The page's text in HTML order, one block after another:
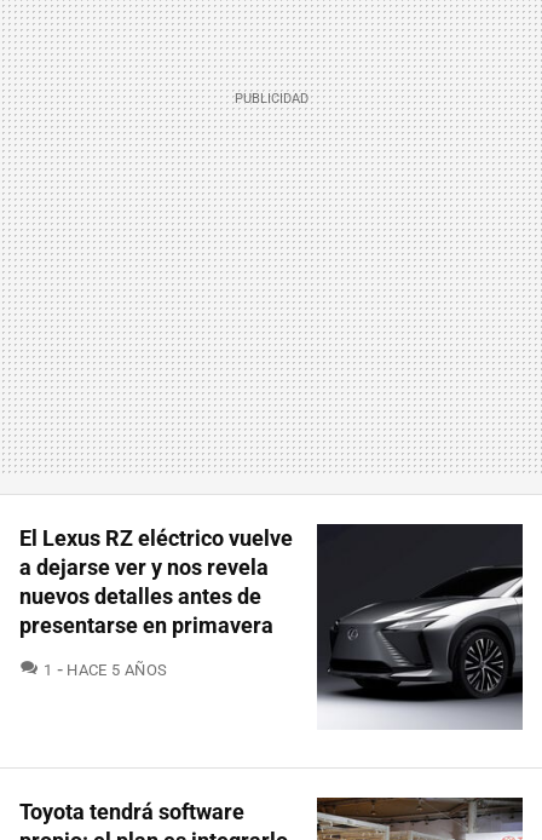
El Lexus RZ eléctrico vuelve
a dejarse ver y nos revela
nuevos detalles antes de
presentarse en primavera
1 COMENTARIOS
HACE 5 AÑOS
Toyota tendrá software